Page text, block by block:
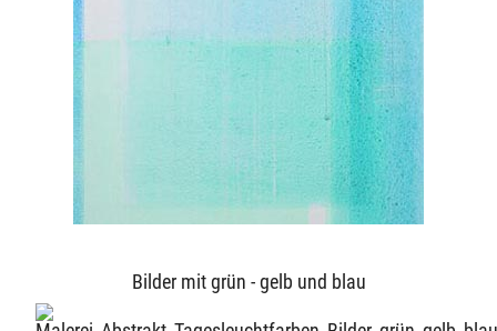
Bilder mit grün - gelb und blau